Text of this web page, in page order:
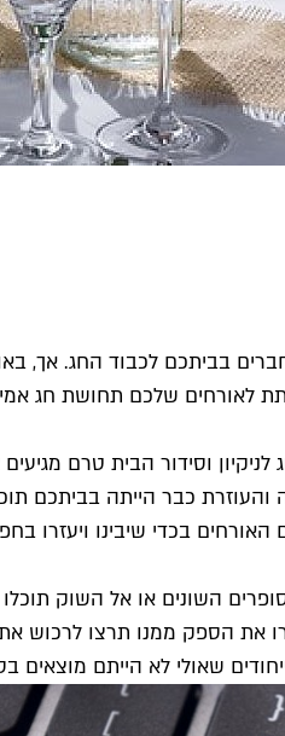
לכבוד החג. אך, באותה
לאורחים שלכם תחושת חג
וסידור הבית טרם
כבר הייתה בביתכם
בכדי שיבינו ויעזרו
השונים או אל השוק
הספק ממנו תרצו לרכוש את
שאולי לא הייתם מוצאים